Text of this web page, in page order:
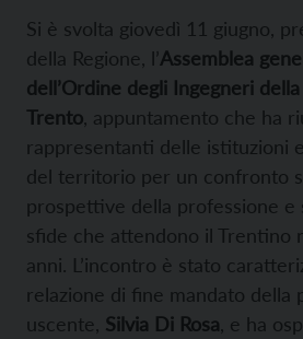
Si è svolta giovedì 11 giugno,
della Regione, l’Assemblea
dell’Ordine degli Ingegneri
Trento , appuntamento che ha
rappresentanti delle istituzioni
del territorio per un confronto
prospettive della professione e
sfide che attendono il Trentino
anni. L’incontro è stato
relazione di fine mandato della
uscente, Silvia Di Rosa , e ha